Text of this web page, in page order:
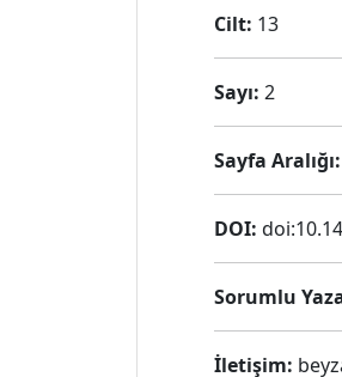
Cilt: 13
Sayı: 2
Sayfa Aralığı:
DOI:
Sorumlu
İletişim: